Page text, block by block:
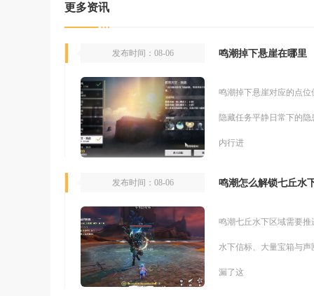
更多资讯
发布时间：08-06 鸣潮掉下悬崖在哪里
鸣潮掉下悬崖对应的点
隐藏任务平静日常下的
内行进
发布时间：08-06 鸣潮怎么解锁七丘水
鸣潮七丘水下区域需要
水下信标、大量宝箱与
漏了这